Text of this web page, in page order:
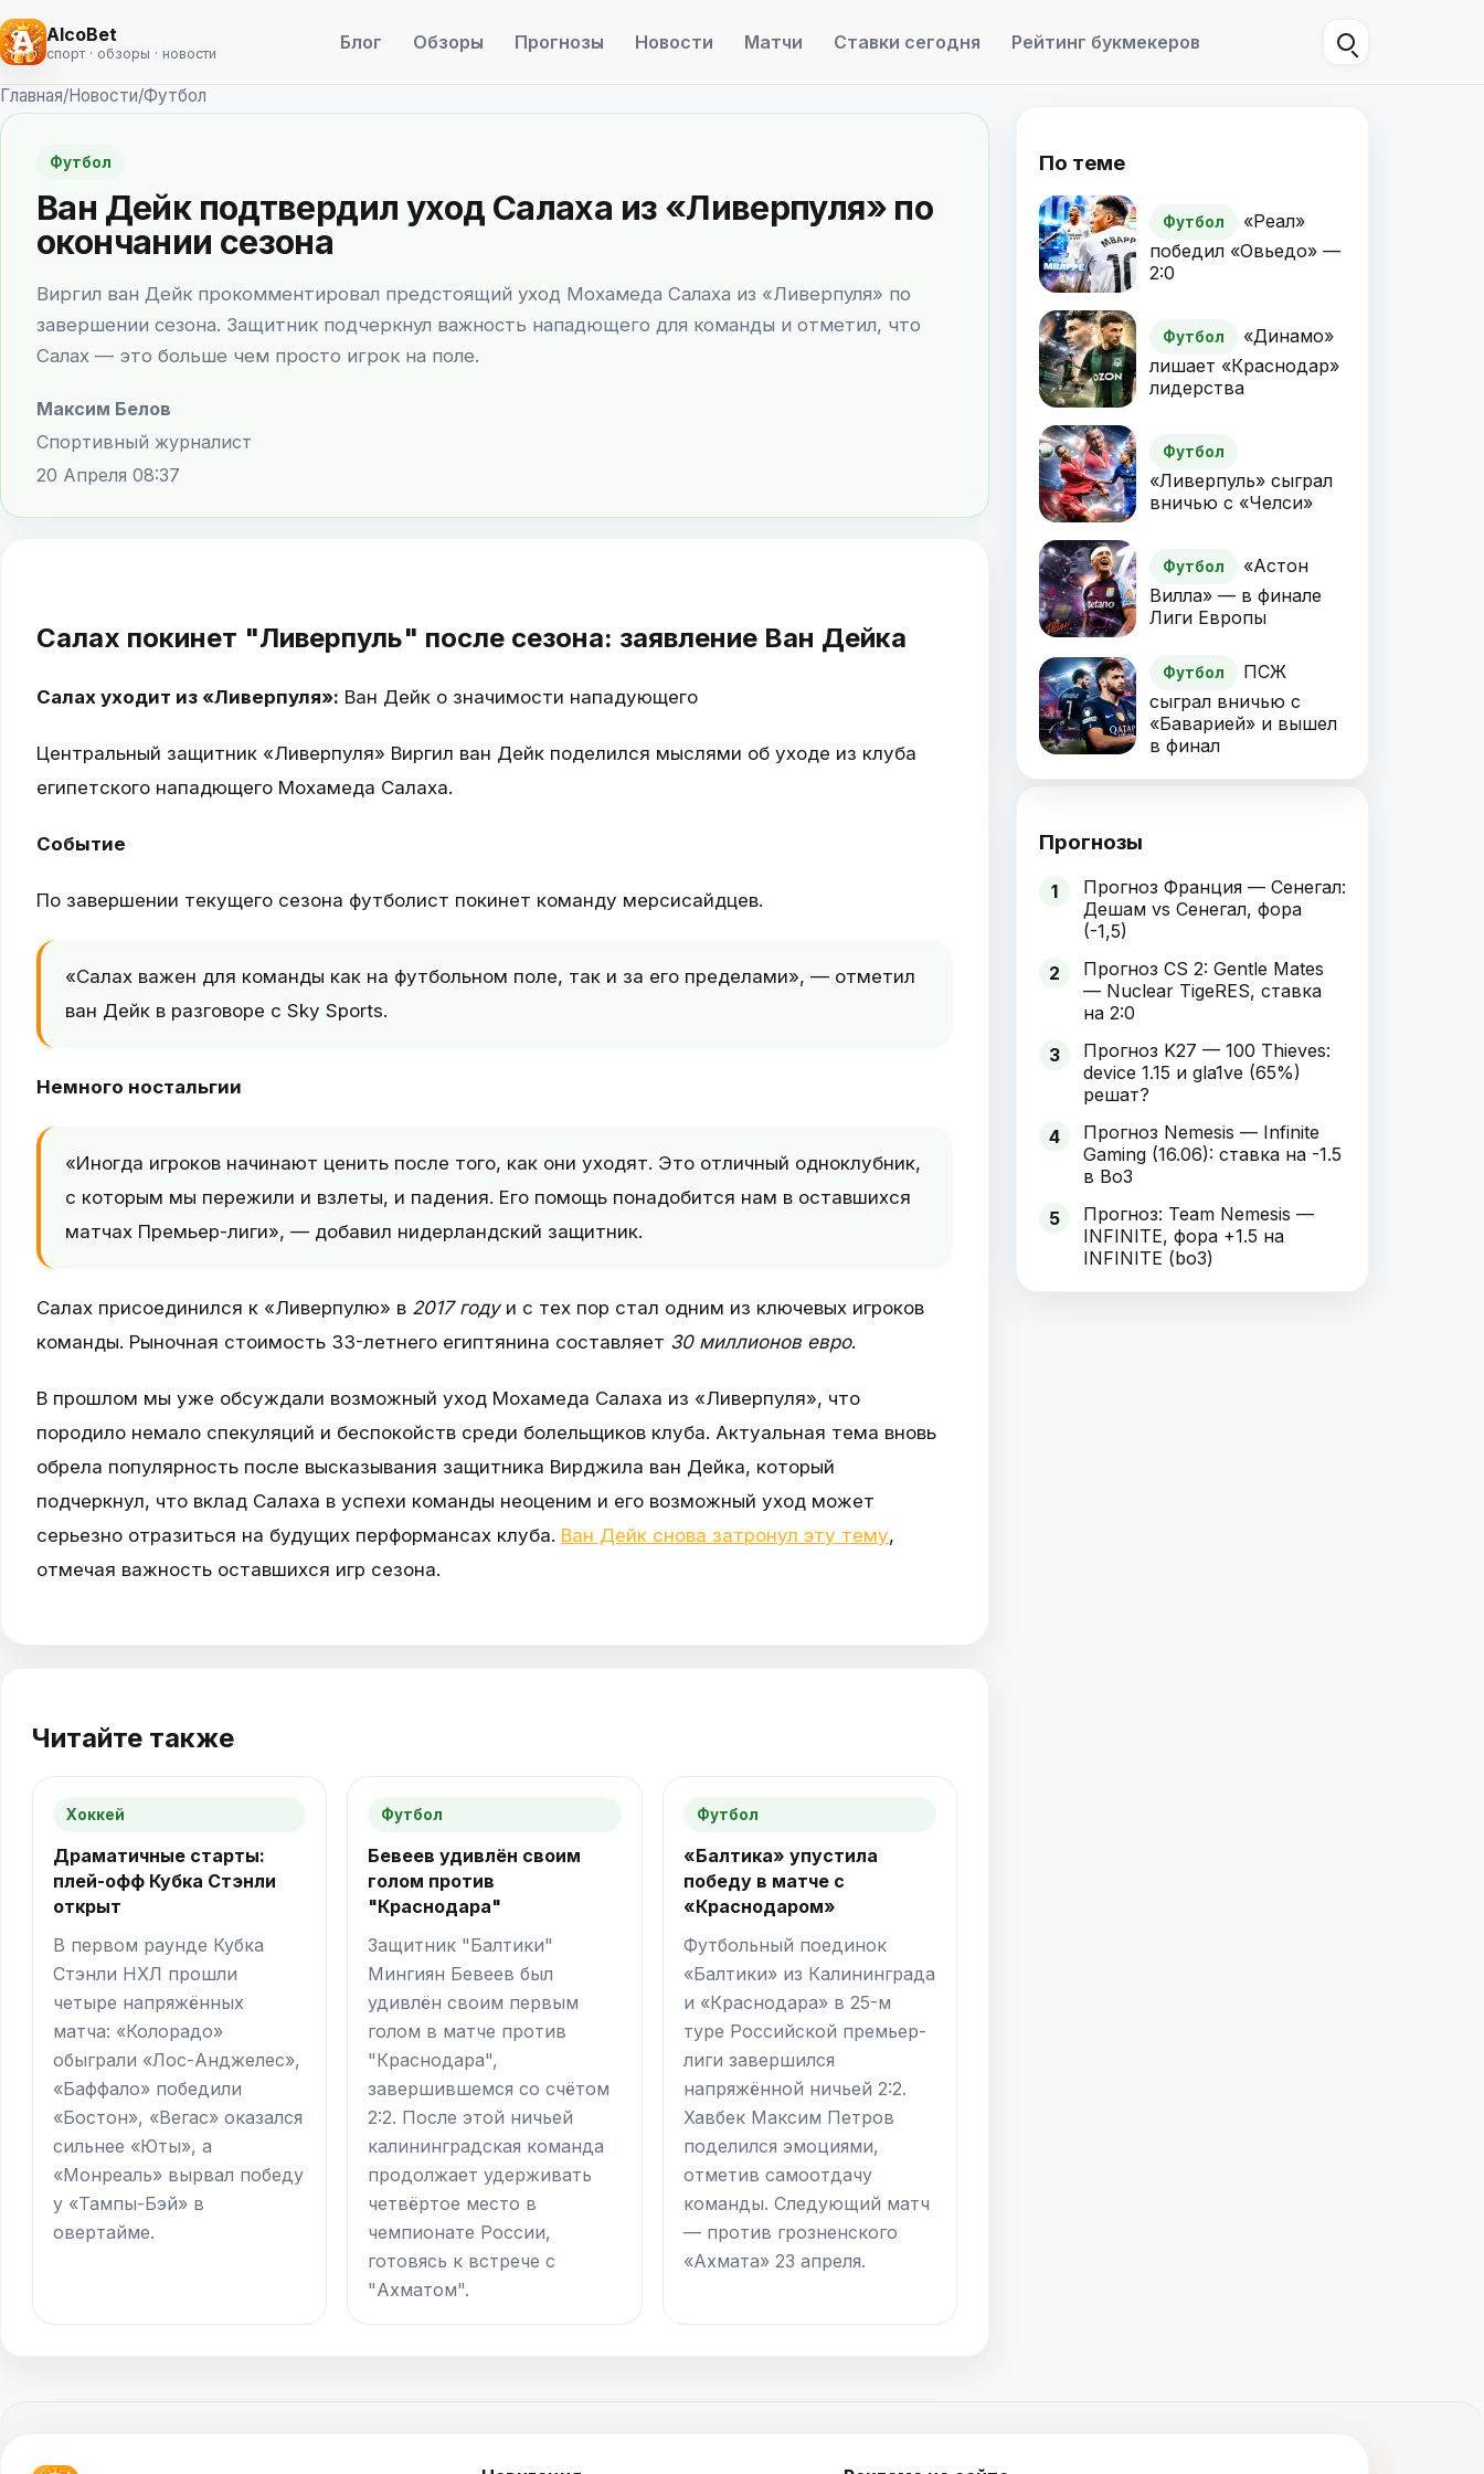
AlcoBet
спорт · обзоры · новости Блог Обзоры Прогнозы Новости Матчи Ставки сегодня Рейтинг букмекеров
Главная/Новости/Футбол
Футбол
Ван Дейк подтвердил уход Салаха из «Ливерпуля» по
окончании сезона
Виргил ван Дейк прокомментировал предстоящий уход Мохамеда Салаха из «Ливерпуля» по
завершении сезона. Защитник подчеркнул важность нападющего для команды и отметил, что
Салах — это больше чем просто игрок на поле.
Максим Белов
Спортивный журналист
20 Апреля 08:37
Салах покинет "Ливерпуль" после сезона: заявление Ван Дейка
Салах уходит из «Ливерпуля»: Ван Дейк о значимости нападующего
Центральный защитник «Ливерпуля» Виргил ван Дейк поделился мыслями об уходе из клуба
египетского нападющего Мохамеда Салаха.
Событие
По завершении текущего сезона футболист покинет команду мерсисайдцев.
«Салах важен для команды как на футбольном поле, так и за его пределами», — отметил
ван Дейк в разговоре с Sky Sports.
Немного ностальгии
«Иногда игроков начинают ценить после того, как они уходят. Это отличный одноклубник,
с которым мы пережили и взлеты, и падения. Его помощь понадобится нам в оставшихся
матчах Премьер-лиги», — добавил нидерландский защитник.
Салах присоединился к «Ливерпулю» в 2017 годуи с тех пор стал одним из ключевых игроков
команды. Рыночная стоимость 33-летнего египтянина составляет 30 миллионов евро.
В прошлом мы уже обсуждали возможный уход Мохамеда Салаха из «Ливерпуля», что
породило немало спекуляций и беспокойств среди болельщиков клуба. Актуальная тема вновь
обрела популярность после высказывания защитника Вирджила ван Дейка, который
подчеркнул, что вклад Салаха в успехи команды неоценим и его возможный уход может
серьезно отразиться на будущих перформансах клуба. Ван Дейк снова затронул эту тему,
отмечая важность оставшихся игр сезона.
Читайте также
Хоккей
Драматичные старты:
плей-офф Кубка Стэнли
открыт
В первом раунде Кубка
Стэнли НХЛ прошли
четыре напряжённых
матча: «Колорадо»
обыграли «Лос-Анджелес»,
«Баффало» победили
«Бостон», «Вегас» оказался
сильнее «Юты», а
«Монреаль» вырвал победу
у «Тампы-Бэй» в
овертайме.
Футбол
Бевеев удивлён своим
голом против
"Краснодара"
Защитник "Балтики"
Мингиян Бевеев был
удивлён своим первым
голом в матче против
"Краснодара",
завершившемся со счётом
2:2. После этой ничьей
калининградская команда
продолжает удерживать
четвёртое место в
чемпионате России,
готовясь к встрече с
"Ахматом".
Футбол
«Балтика» упустила
победу в матче с
«Краснодаром»
Футбольный поединок
«Балтики» из Калининграда
и «Краснодара» в 25-м
туре Российской премьер-
лиги завершился
напряжённой ничьей 2:2.
Хавбек Максим Петров
поделился эмоциями,
отметив самоотдачу
команды. Следующий матч
— против грозненского
«Ахмата» 23 апреля.
По теме
Футбол
«Реал»
победил «Овьедо» —
2:0
Футбол
«Динамо»
лишает «Краснодар»
лидерства
Футбол
«Ливерпуль» сыграл
вничью с «Челси»
Футбол
«Астон
Вилла» — в финале
Лиги Европы
Футбол
ПСЖ
сыграл вничью с
«Баварией» и вышел
в финал
Прогнозы
1
Прогноз Франция — Сенегал:
Дешам vs Сенегал, фора
(-1,5)
2
Прогноз CS 2: Gentle Mates
— Nuclear TigeRES, ставка
на 2:0
3
Прогноз K27 — 100 Thieves:
device 1.15 и gla1ve (65%)
решат?
4
Прогноз Nemesis — Infinite
Gaming (16.06): ставка на -1.5
в Bo3
5
Прогноз: Team Nemesis —
INFINITE, фора +1.5 на
INFINITE (bo3)